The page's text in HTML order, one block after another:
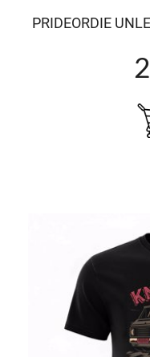
PRIDEORDIE